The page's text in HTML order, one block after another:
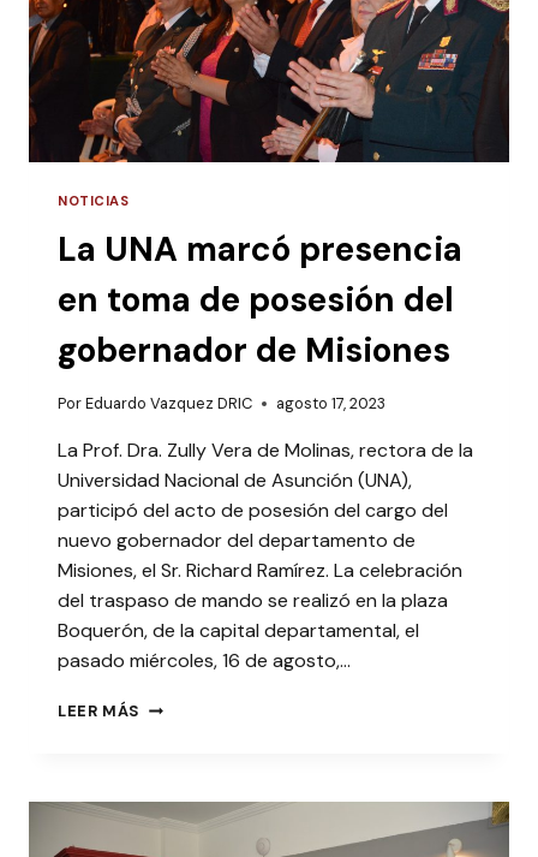
NOTICIAS
La UNA marcó presencia
en toma de posesión del
gobernador de Misiones
PorEduardo Vazquez DRIC agosto 17, 2023
La Prof. Dra. Zully Vera de Molinas, rectora de la
Universidad Nacional de Asunción (UNA),
participó del acto de posesión del cargo del
nuevo gobernador del departamento de
Misiones, el Sr. Richard Ramírez. La celebración
del traspaso de mando se realizó en la plaza
Boquerón, de la capital departamental, el
pasado miércoles, 16 de agosto,…
LEER MÁS LA
EN
TOMA